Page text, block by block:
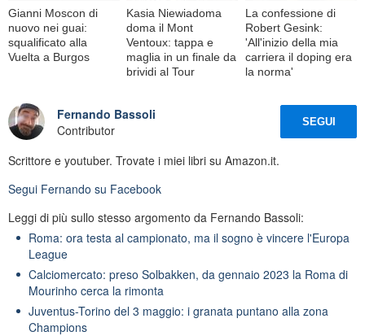
Gianni Moscon di
nuovo nei guai:
squalificato alla
Vuelta a Burgos
Kasia Niewiadoma
doma il Mont
Ventoux: tappa e
maglia in un finale da
brividi al Tour
La confessione di
Robert Gesink:
'All'inizio della mia
carriera il doping era
la norma'
Fernando Bassoli
Contributor
SEGUI
Scrittore e youtuber. Trovate i miei libri su Amazon.it.
Segui Fernando su Facebook
Leggi di più sullo stesso argomento da Fernando Bassoli:
Roma: ora testa al campionato, ma il sogno è vincere l'Europa
League
Calciomercato: preso Solbakken, da gennaio 2023 la Roma di
Mourinho cerca la rimonta
Juventus-Torino del 3 maggio: i granata puntano alla zona
Champions